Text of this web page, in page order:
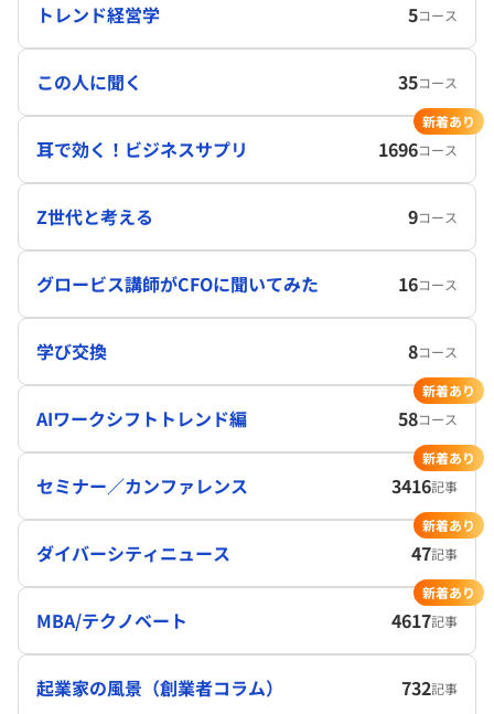
トレンド経営学 5コース
この人に聞く 35コース
耳で効く！ビジネスサプリ 1696コース
新着あり
Z世代と考える 9コース
グロービス講師がCFOに聞いてみた 16コース
学び交換 8コース
AIワークシフトトレンド編 58コース
新着あり
セミナー／カンファレンス 3416記事
新着あり
ダイバーシティニュース 47記事
新着あり
MBA/テクノベート 4617記事
新着あり
起業家の風景（創業者コラム） 732記事